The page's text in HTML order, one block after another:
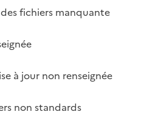
fichiers manquante
à jour non renseignée
non standards